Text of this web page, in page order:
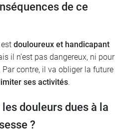
de ce
douloureux et handicapant
il n’est pas dangereux, ni pour
Par contre, il va obliger la future
ses activités.
douleurs dues à la
?